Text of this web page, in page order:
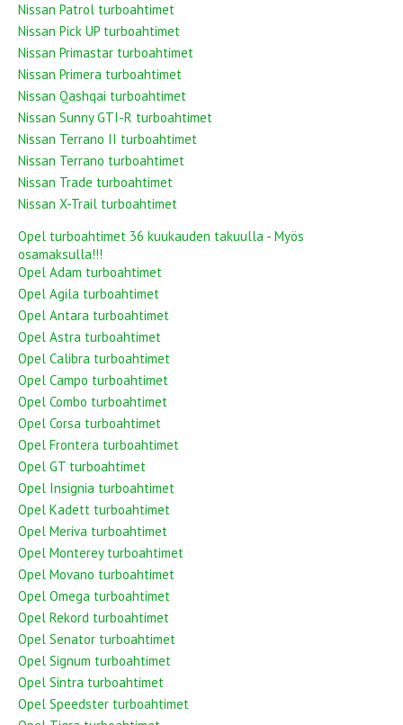
Nissan Patrol turboahtimet
Nissan Pick UP turboahtimet
Nissan Primastar turboahtimet
Nissan Primera turboahtimet
Nissan Qashqai turboahtimet
Nissan Sunny GTI-R turboahtimet
Nissan Terrano II turboahtimet
Nissan Terrano turboahtimet
Nissan Trade turboahtimet
Nissan X-Trail turboahtimet
Opel turboahtimet 36 kuukauden takuulla - Myös
osamaksulla!!!
Opel Adam turboahtimet
Opel Agila turboahtimet
Opel Antara turboahtimet
Opel Astra turboahtimet
Opel Calibra turboahtimet
Opel Campo turboahtimet
Opel Combo turboahtimet
Opel Corsa turboahtimet
Opel Frontera turboahtimet
Opel GT turboahtimet
Opel Insignia turboahtimet
Opel Kadett turboahtimet
Opel Meriva turboahtimet
Opel Monterey turboahtimet
Opel Movano turboahtimet
Opel Omega turboahtimet
Opel Rekord turboahtimet
Opel Senator turboahtimet
Opel Signum turboahtimet
Opel Sintra turboahtimet
Opel Speedster turboahtimet